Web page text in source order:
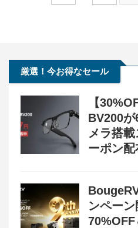
厳選！今お得なセール
【
BV200
メラ搭
ーポン配
ンペー